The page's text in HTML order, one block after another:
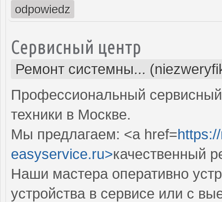
odpowiedz
Сервисный центр
Ремонт системны...
Профессиональный
техники в Москве.
Мы предлагаем: <a href=
easyservice.ru>качественный
Наши мастера оперативно
устройства в сервисе или с